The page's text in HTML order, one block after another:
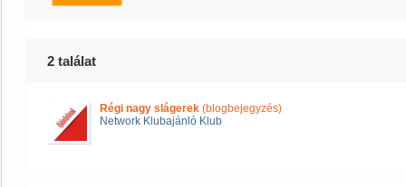
2 találat
Régi nagy slágerek (blogbejegyzés)
Network Klubajánló Klub